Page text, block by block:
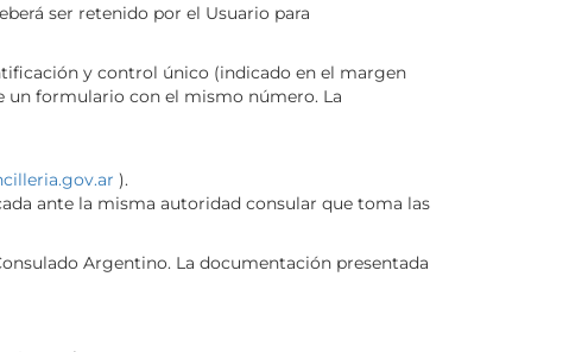
ser retenido por el Usuario para
y control único (indicado en el margen
un formulario con el mismo número. La
).
ante la misma autoridad consular que toma las
Argentino. La documentación presentada